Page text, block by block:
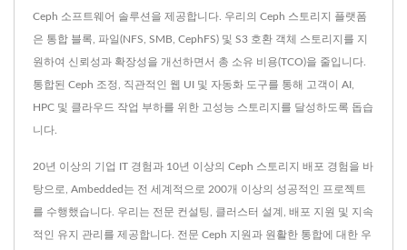
Ceph 소프트웨어 솔루션을 제공합니다. 우리의 Ceph 스토리지 플랫폼
은 통합 블록, 파일(NFS, SMB, CephFS) 및 S3 호환 객체 스토리지를 지
원하여 신뢰성과 확장성을 개선하면서 총 소유 비용(TCO)을 줄입니다.
통합된 Ceph 조정, 직관적인 웹 UI 및 자동화 도구를 통해 고객이 AI,
HPC 및 클라우드 작업 부하를 위한 고성능 스토리지를 달성하도록 돕습
니다.
20년 이상의 기업 IT 경험과 10년 이상의 Ceph 스토리지 배포 경험을 바
탕으로, Ambedded는 전 세계적으로 200개 이상의 성공적인 프로젝트
를 수행했습니다. 우리는 전문 컨설팅, 클러스터 설계, 배포 지원 및 지속
적인 유지 관리를 제공합니다. 전문 Ceph 지원과 원활한 통합에 대한 우